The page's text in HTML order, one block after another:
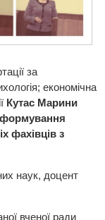
за
економічна
Кутас Марини
формування
фахівців з
наук, доцент
вченої ради